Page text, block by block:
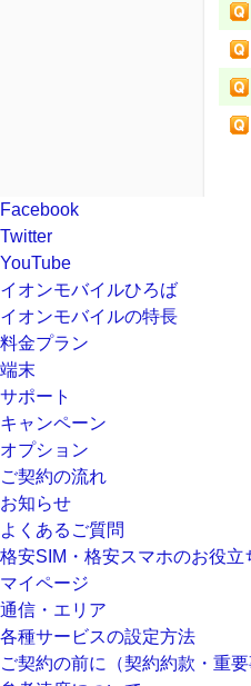
Facebook
Twitter
YouTube
イオンモバイルひろば
イオンモバイルの特長
料金プラン
端末
サポート
キャンペーン
オプション
ご契約の流れ
お知らせ
よくあるご質問
格安SIM・格安スマホのお役立
マイページ
通信・エリア
各種サービスの設定方法
ご契約の前に（契約約款・重要